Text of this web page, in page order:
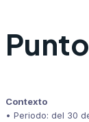
Contexto
• Periodo: del 30